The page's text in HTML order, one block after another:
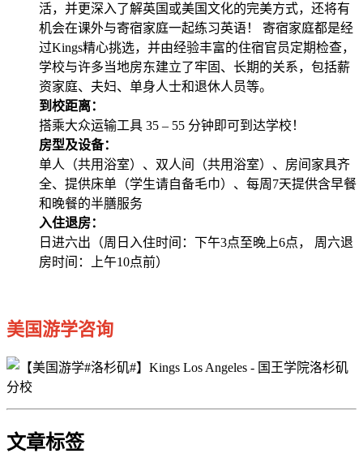
活，并更深入了解英国或美国文化的完美方式，还将有
机会在课外与寄宿家庭一起练习英语！ 寄宿家庭都是经
过Kings精心挑选，并由经验丰富的住宿官员定期检查，
学校与许多当地房东建立了牢固、长期的关系，包括薪
资家庭、夫妇、单身人士和退休人员等。
到校距离：
搭乘大众运输工具 35 – 55 分钟即可到达学校！
房型及设备：
单人（共用浴室）、双人间（共用浴室）、房间家具齐
全、提供床单（学生请自备毛巾）、每周7天提供含早餐
和晚餐的半膳服务
入住退房：
日进六出（周日入住时间：下午3点至晚上6点， 周六退
房时间：上午10点前）
美国游学咨询
文章标签